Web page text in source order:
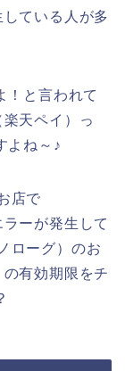
ている人が多
！と言われて
天ペイ）っ
よね～♪
店で
ーが発生して
ローグ）のお
有効期限をチ